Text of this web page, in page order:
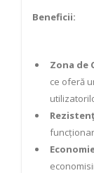
Beneficii:
Zona de
ce oferă